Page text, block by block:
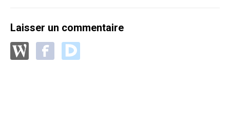
Laisser un commentaire